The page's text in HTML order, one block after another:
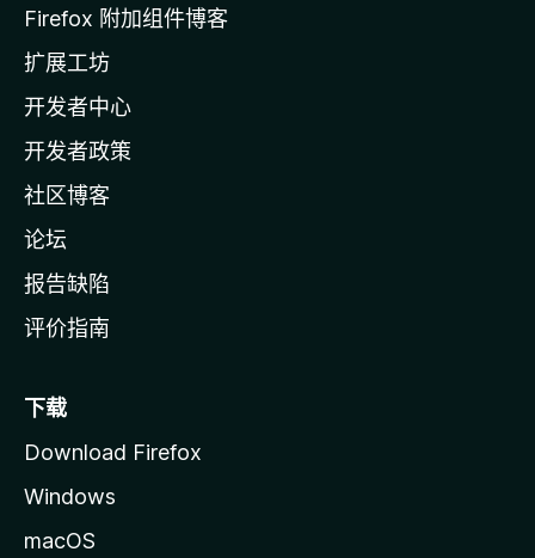
l
a
主
页
Firefox 附加组件博客
扩展工坊
开发者中心
开发者政策
社区博客
论坛
报告缺陷
评价指南
下载
Download Firefox
Windows
macOS